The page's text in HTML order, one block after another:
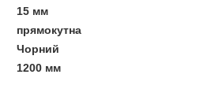
15 мм
прямокутна
Чорний
1200 мм